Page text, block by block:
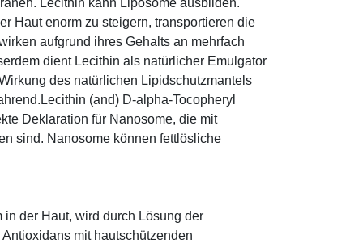
Haut enorm zu steigern, transportieren die
aufgrund ihres Gehalts an mehrfach
dient Lecithin als natürlicher Emulgator
des natürlichen Lipidschutzmantels
(and) D-alpha-Tocopheryl
Deklaration für Nanosome, die mit
sind. Nanosome können fettlösliche
der Haut, wird durch Lösung der
mit hautschützenden